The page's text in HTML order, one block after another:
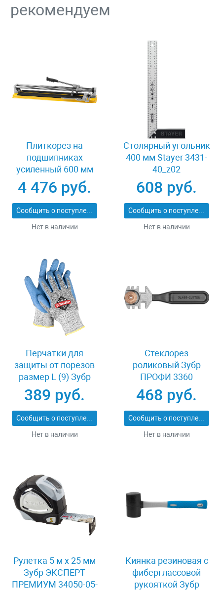
рекомендуем
Плиткорез на
подшипниках
усиленный 600 мм
Stayer PROFI 3318-60
4 476 руб.
Сообщить о поступлении
Нет в наличии
Столярный угольник
400 мм Stayer 3431-
40_z02
608 руб.
Сообщить о поступлении
Нет в наличии
Перчатки для
защиты от порезов
размер L (9) Зубр
11277-L
389 руб.
Сообщить о поступлении
Нет в наличии
Стеклорез
роликовый Зубр
ПРОФИ 3360
468 руб.
Сообщить о поступлении
Нет в наличии
Рулетка 5 м x 25 мм
Зубр ЭКСПЕРТ
ПРЕМИУМ 34050-05-
Киянка резиновая с
фиберглассовой
рукояткой Зубр